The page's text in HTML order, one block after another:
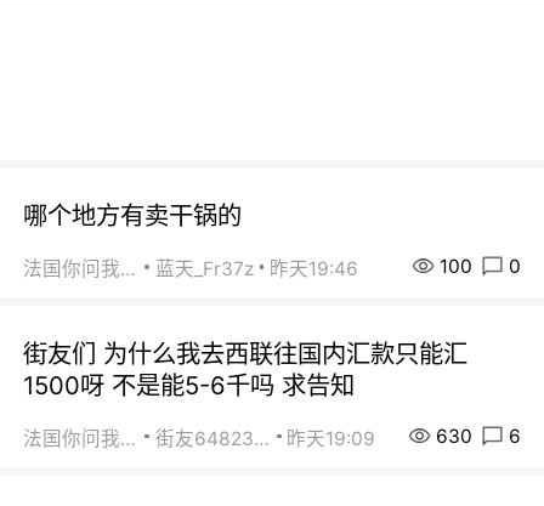
哪个地方有卖干锅的
法国你问我答 蓝天_Fr37z 昨天19:46 100 0
街友们 为什么我去西联往国内汇款只能汇
1500呀 不是能5-6千吗 求告知
法国你问我答 街友64823891 昨天19:09 630 6